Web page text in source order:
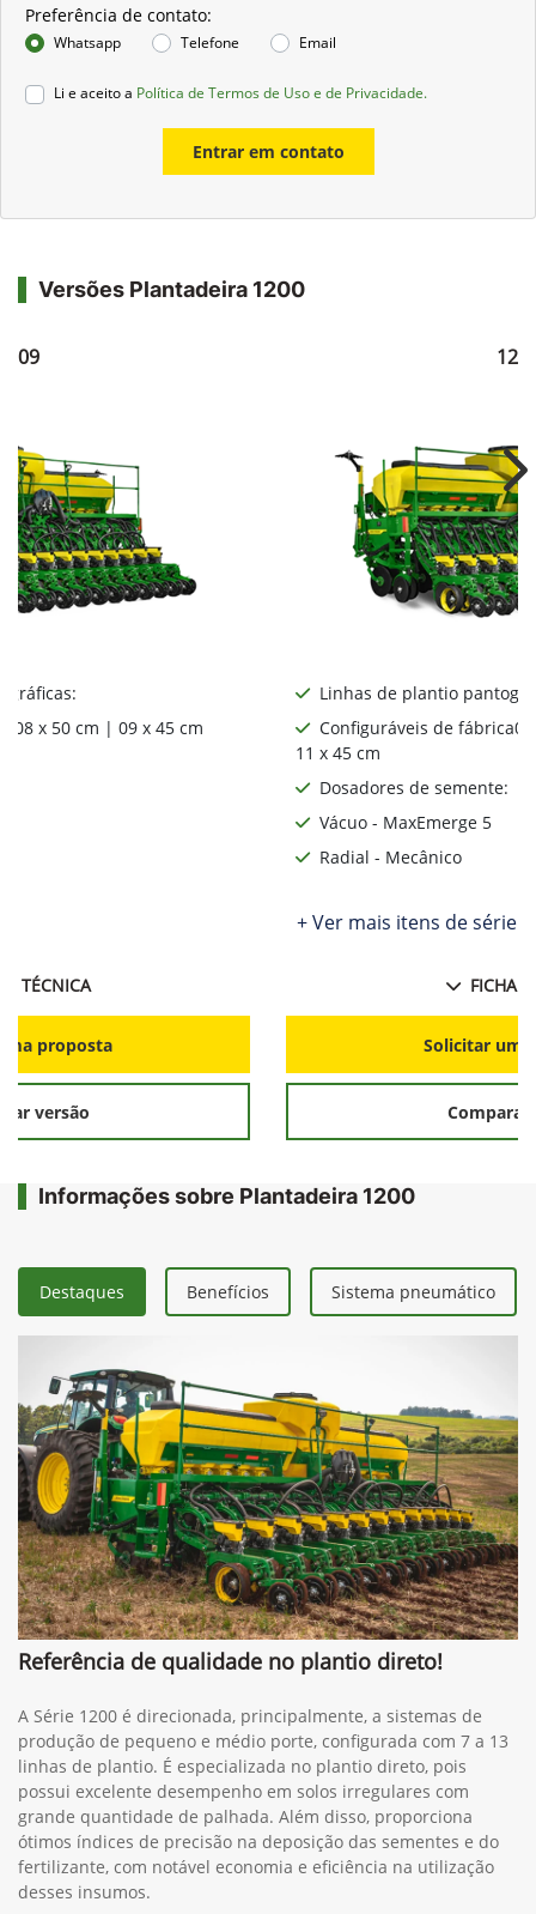
Preferência de contato:
Whatsapp Telefone Email
Li e aceito a Política de Termos de Uso e de Privacidade.
Entrar em contato
Versões Plantadeira 1200
x 50 cm | 09 x 45 cm
TÉCNICA
proposta
versão
Linhas de plantio
Configuráveis de
11 x 45 cm
Dosadores de semente:
Vácuo - MaxEmerge 5
Radial - Mecânico
+ Ver mais itens de série
FICHA
Solicitar
Comparar
Informações sobre Plantadeira 1200
Destaques Benefícios Sistema pneumático
Referência de qualidade no plantio direto!
A Série 1200 é direcionada, principalmente, a sistemas de
produção de pequeno e médio porte, configurada com 7 a 13
linhas de plantio. É especializada no plantio direto, pois
possui excelente desempenho em solos irregulares com
grande quantidade de palhada. Além disso, proporciona
ótimos índices de precisão na deposição das sementes e do
fertilizante, com notável economia e eficiência na utilização
desses insumos.